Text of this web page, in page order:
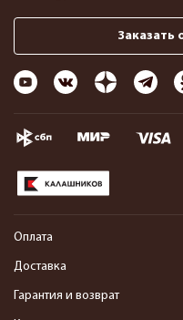
Заказать
Оплата
Доставка
Гарантия и возврат